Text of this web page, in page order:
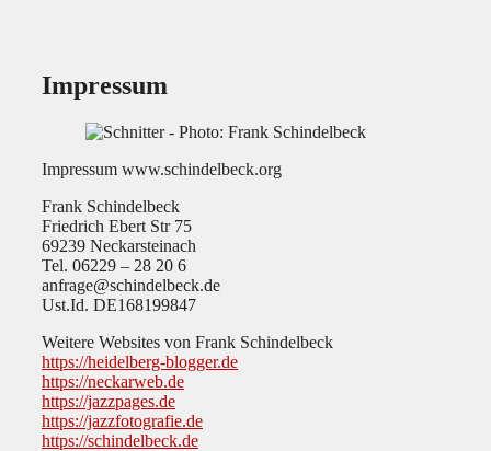
Impressum
Impressum www.schindelbeck.org
Frank Schindelbeck
Friedrich Ebert Str 75
69239 Neckarsteinach
Tel. 06229 – 28 20 6
anfrage@schindelbeck.de
Ust.Id. DE168199847
Weitere Websites von Frank Schindelbeck
https://heidelberg-blogger.de
https://neckarweb.de
https://jazzpages.de
https://jazzfotografie.de
https://schindelbeck.de